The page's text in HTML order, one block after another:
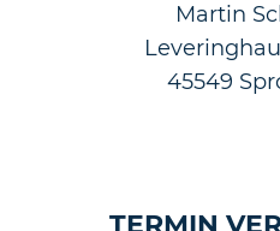
Martin
45549
TERMIN